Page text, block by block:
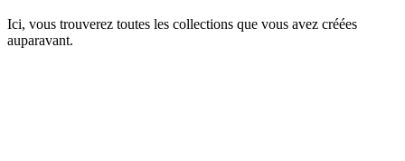
Ici, vous trouverez toutes les collections que vous avez créées
auparavant.